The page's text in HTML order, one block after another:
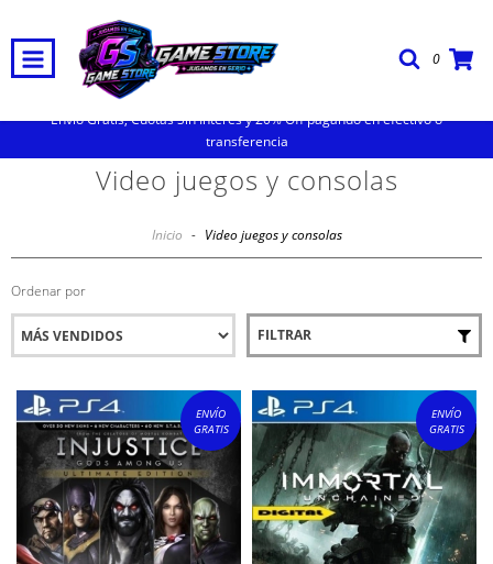
0
Envio Gratis, Cuotas Sin Interes y 20% Off pagando en efectivo o
transferencia
Video juegos y consolas
Inicio - Video juegos y consolas
Ordenar por
FILTRAR
ENVÍO
GRATIS
ENVÍO
GRATIS